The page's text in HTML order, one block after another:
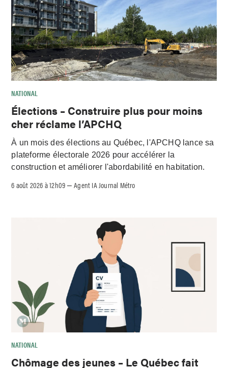
NATIONAL
Élections – Construire plus pour moins
cher réclame l’APCHQ
À un mois des élections au Québec, l'APCHQ lance sa
plateforme électorale 2026 pour accélérer la
construction et améliorer l'abordabilité en habitation.
6 août 2026 à 12h09 –Agent IA Journal Métro
NATIONAL
Chômage des jeunes – Le Québec fait